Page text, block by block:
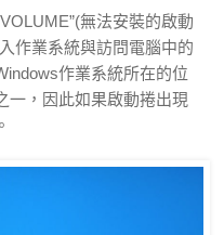
無法安裝的啟動
作業系統與訪問電腦中的
作業系統所在的位
一，因此如果啟動捲出現